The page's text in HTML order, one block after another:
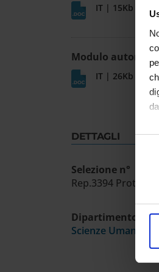
IT | 15Kb
Modulo
IT | 26Kb
DETTAGLI
Selezione n°
Rep.3394
Dipartimento
Scienze Umane